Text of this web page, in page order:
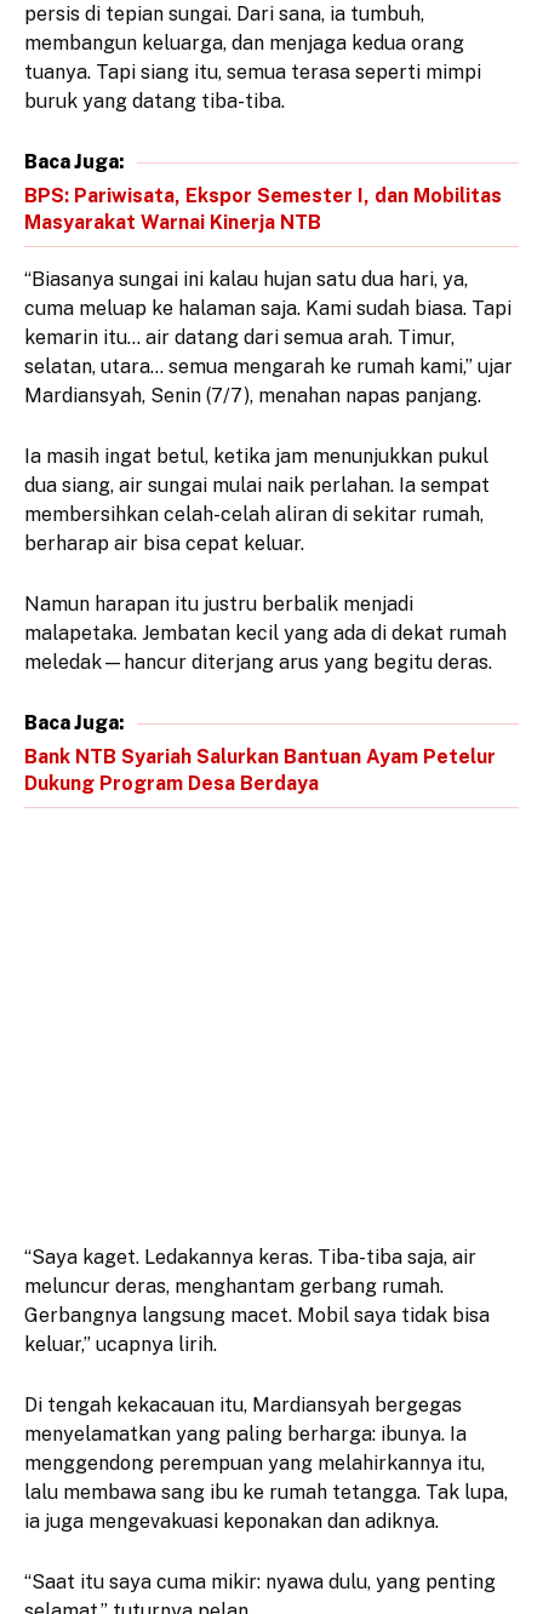
persis di tepian sungai. Dari sana, ia tumbuh,
membangun keluarga, dan menjaga kedua orang
tuanya. Tapi siang itu, semua terasa seperti mimpi
buruk yang datang tiba-tiba.
Baca Juga:
BPS: Pariwisata, Ekspor Semester I, dan Mobilitas
Masyarakat Warnai Kinerja NTB
“Biasanya sungai ini kalau hujan satu dua hari, ya,
cuma meluap ke halaman saja. Kami sudah biasa. Tapi
kemarin itu… air datang dari semua arah. Timur,
selatan, utara… semua mengarah ke rumah kami,” ujar
Mardiansyah, Senin (7/7), menahan napas panjang.
Ia masih ingat betul, ketika jam menunjukkan pukul
dua siang, air sungai mulai naik perlahan. Ia sempat
membersihkan celah-celah aliran di sekitar rumah,
berharap air bisa cepat keluar.
Namun harapan itu justru berbalik menjadi
malapetaka. Jembatan kecil yang ada di dekat rumah
meledak—hancur diterjang arus yang begitu deras.
Baca Juga:
Bank NTB Syariah Salurkan Bantuan Ayam Petelur
Dukung Program Desa Berdaya
“Saya kaget. Ledakannya keras. Tiba-tiba saja, air
meluncur deras, menghantam gerbang rumah.
Gerbangnya langsung macet. Mobil saya tidak bisa
keluar,” ucapnya lirih.
Di tengah kekacauan itu, Mardiansyah bergegas
menyelamatkan yang paling berharga: ibunya. Ia
menggendong perempuan yang melahirkannya itu,
lalu membawa sang ibu ke rumah tetangga. Tak lupa,
ia juga mengevakuasi keponakan dan adiknya.
“Saat itu saya cuma mikir: nyawa dulu, yang penting